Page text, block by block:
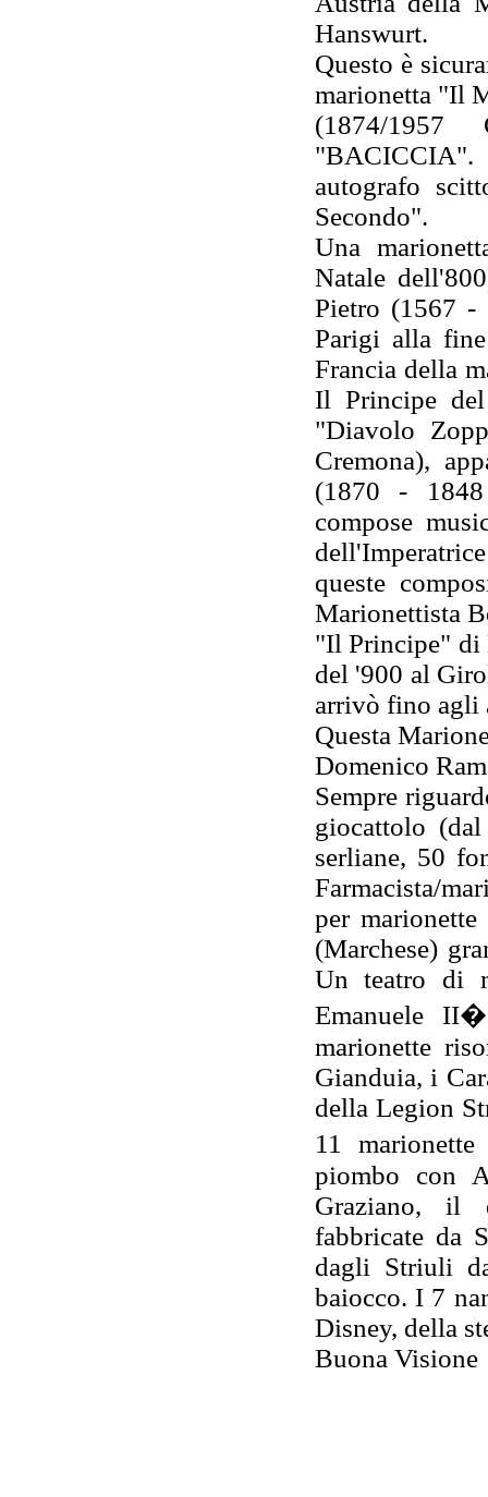
Hanswurt.
Questo è
marionetta "Il
(1874/1957
"BACICCIA".
autografo
Secondo".
Una
Natale
Pietro (1567
Parigi alla
Francia della
Il Principe
"Diavolo
Cremona),
(1870 -
compose
queste
Marionettista
"Il Principe" di
del '900 al
arrivò fino agli
Questa
Domenico
Sempre
giocattolo
serliane, 50
Farmacista/
per
(Marchese)
Un teatro di
Emanuele
marionette
Gianduia, i
della Legion
11
piombo con
Graziano, il
fabbricate da
dagli Striuli
baiocco. I 7
Disney, della
Buona Visione